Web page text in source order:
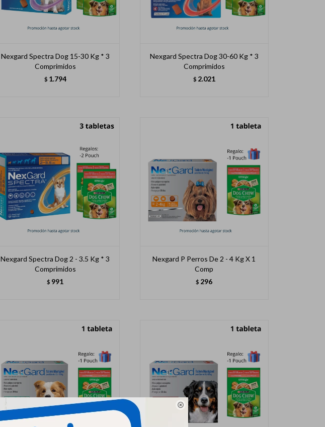

Nexgard Spectra Dog 15-30 Kg * 3
Comprimidos
$ 1.794
Nexgard Spectra Dog 30-60 Kg * 3
Comprimidos
$ 2.021
Nexgard Spectra Dog 2 - 3.5 Kg * 3
Comprimidos
$ 991
Nexgard P Perros De 2 - 4 Kg X 1
Comp
$ 296